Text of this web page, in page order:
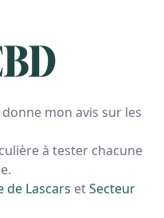
mon avis sur les
à tester chacune
de Lascars etSecteur